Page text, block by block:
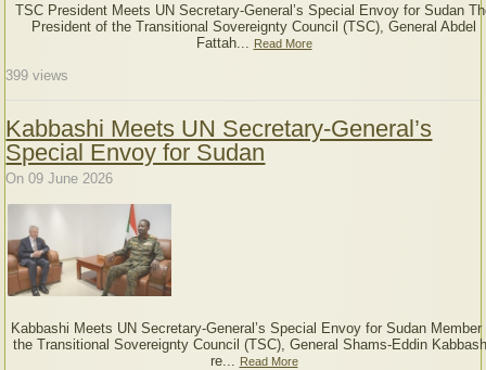
TSC President Meets UN Secretary-General’s Special Envoy for Sudan
President of the Transitional Sovereignty Council (TSC), General Abdel
Fattah...
Read More
399 views
Kabbashi Meets UN Secretary-General’s
Special Envoy for Sudan
On 09 June 2026
Kabbashi Meets UN Secretary-General’s Special Envoy for Sudan Member
the Transitional Sovereignty Council (TSC), General Shams-Eddin
re... Read More